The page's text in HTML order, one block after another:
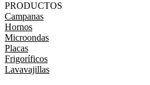
PRODUCTOS
Campanas
Hornos
Microondas
Placas
Frigoríficos
Lavavajillas